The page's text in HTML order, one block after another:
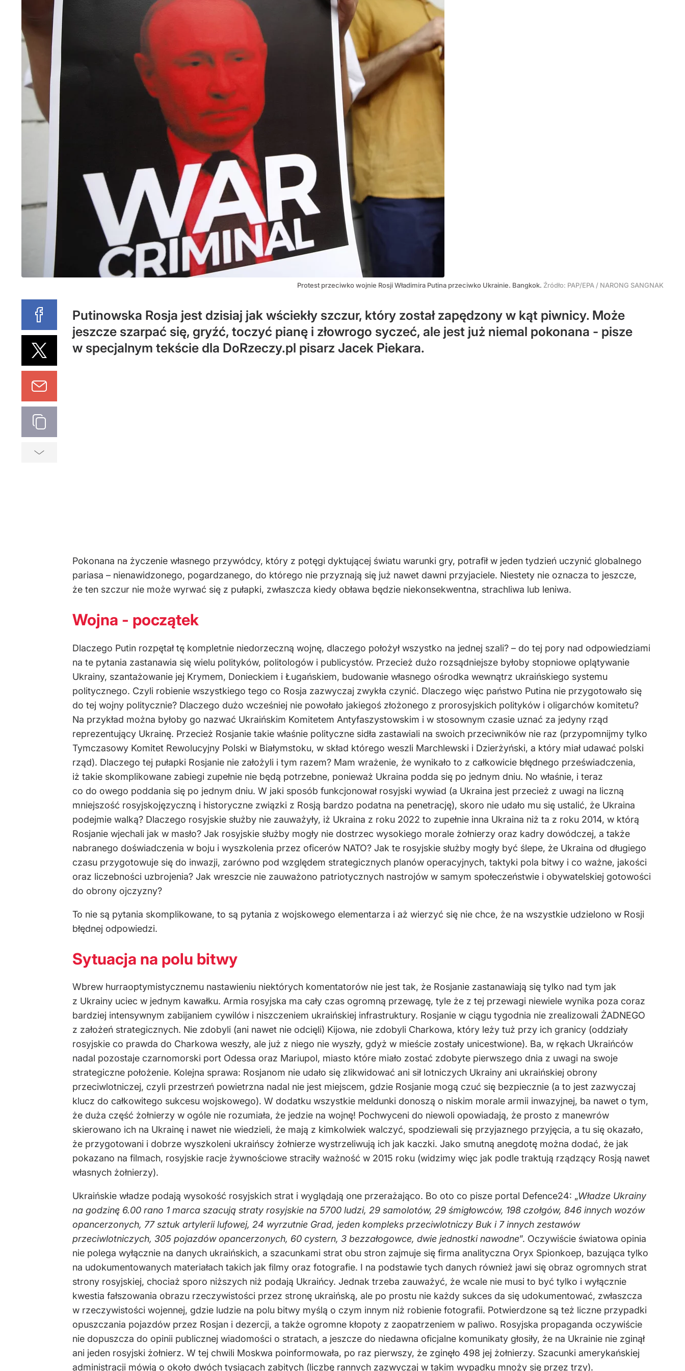
Protest przeciwko wojnie Rosji Władimira Putina przeciwko Ukrainie. Bangkok. Źródło: PAP/EPA / NARONG SANGNAK
Putinowska Rosja jest dzisiaj jak wściekły szczur, który został zapędzony w kąt piwnicy. Może
jeszcze szarpać się, gryźć, toczyć pianę i złowrogo syczeć, ale jest już niemal pokonana - pisze
w specjalnym tekście dla DoRzeczy.pl pisarz Jacek Piekara.
Pokonana na życzenie własnego przywódcy, który z potęgi dyktującej światu warunki gry, potrafił w jeden tydzień uczynić globalnego
pariasa – nienawidzonego, pogardzanego, do którego nie przyznają się już nawet dawni przyjaciele. Niestety nie oznacza to jeszcze,
że ten szczur nie może wyrwać się z pułapki, zwłaszcza kiedy obława będzie niekonsekwentna, strachliwa lub leniwa.
Wojna - początek
Dlaczego Putin rozpętał tę kompletnie niedorzeczną wojnę, dlaczego położył wszystko na jednej szali? – do tej pory nad odpowiedziami
na te pytania zastanawia się wielu polityków, politologów i publicystów. Przecież dużo rozsądniejsze byłoby stopniowe oplątywanie
Ukrainy, szantażowanie jej Krymem, Donieckiem i Ługańskiem, budowanie własnego ośrodka wewnątrz ukraińskiego systemu
politycznego. Czyli robienie wszystkiego tego co Rosja zazwyczaj zwykła czynić. Dlaczego więc państwo Putina nie przygotowało się
do tej wojny politycznie? Dlaczego dużo wcześniej nie powołało jakiegoś złożonego z prorosyjskich polityków i oligarchów komitetu?
Na przykład można byłoby go nazwać Ukraińskim Komitetem Antyfaszystowskim i w stosownym czasie uznać za jedyny rząd
reprezentujący Ukrainę. Przecież Rosjanie takie właśnie polityczne sidła zastawiali na swoich przeciwników nie raz (przypomnijmy tylko
Tymczasowy Komitet Rewolucyjny Polski w Białymstoku, w skład którego weszli Marchlewski i Dzierżyński, a który miał udawać polski
rząd). Dlaczego tej pułapki Rosjanie nie założyli i tym razem? Mam wrażenie, że wynikało to z całkowicie błędnego przeświadczenia,
iż takie skomplikowane zabiegi zupełnie nie będą potrzebne, ponieważ Ukraina podda się po jednym dniu. No właśnie, i teraz
co do owego poddania się po jednym dniu. W jaki sposób funkcjonował rosyjski wywiad (a Ukraina jest przecież z uwagi na liczną
mniejszość rosyjskojęzyczną i historyczne związki z Rosją bardzo podatna na penetrację), skoro nie udało mu się ustalić, że Ukraina
podejmie walką? Dlaczego rosyjskie służby nie zauważyły, iż Ukraina z roku 2022 to zupełnie inna Ukraina niż ta z roku 2014, w którą
Rosjanie wjechali jak w masło? Jak rosyjskie służby mogły nie dostrzec wysokiego morale żołnierzy oraz kadry dowódczej, a także
nabranego doświadczenia w boju i wyszkolenia przez oficerów NATO? Jak te rosyjskie służby mogły być ślepe, że Ukraina od długiego
czasu przygotowuje się do inwazji, zarówno pod względem strategicznych planów operacyjnych, taktyki pola bitwy i co ważne, jakości
oraz liczebności uzbrojenia? Jak wreszcie nie zauważono patriotycznych nastrojów w samym społeczeństwie i obywatelskiej gotowości
do obrony ojczyzny?
To nie są pytania skomplikowane, to są pytania z wojskowego elementarza i aż wierzyć się nie chce, że na wszystkie udzielono w Rosji
błędnej odpowiedzi.
Sytuacja na polu bitwy
Wbrew hurraoptymistycznemu nastawieniu niektórych komentatorów nie jest tak, że Rosjanie zastanawiają się tylko nad tym jak
z Ukrainy uciec w jednym kawałku. Armia rosyjska ma cały czas ogromną przewagę, tyle że z tej przewagi niewiele wynika poza coraz
bardziej intensywnym zabijaniem cywilów i niszczeniem ukraińskiej infrastruktury. Rosjanie w ciągu tygodnia nie zrealizowali ŻADNEGO
z założeń strategicznych. Nie zdobyli (ani nawet nie odcięli) Kijowa, nie zdobyli Charkowa, który leży tuż przy ich granicy (oddziały
rosyjskie co prawda do Charkowa weszły, ale już z niego nie wyszły, gdyż w mieście zostały unicestwione). Ba, w rękach Ukraińców
nadal pozostaje czarnomorski port Odessa oraz Mariupol, miasto które miało zostać zdobyte pierwszego dnia z uwagi na swoje
strategiczne położenie. Kolejna sprawa: Rosjanom nie udało się zlikwidować ani sił lotniczych Ukrainy ani ukraińskiej obrony
przeciwlotniczej, czyli przestrzeń powietrzna nadal nie jest miejscem, gdzie Rosjanie mogą czuć się bezpiecznie (a to jest zazwyczaj
klucz do całkowitego sukcesu wojskowego). W dodatku wszystkie meldunki donoszą o niskim morale armii inwazyjnej, ba nawet o tym,
że duża część żołnierzy w ogóle nie rozumiała, że jedzie na wojnę! Pochwyceni do niewoli opowiadają, że prosto z manewrów
skierowano ich na Ukrainę i nawet nie wiedzieli, że mają z kimkolwiek walczyć, spodziewali się przyjaznego przyjęcia, a tu się okazało,
że przygotowani i dobrze wyszkoleni ukraińscy żołnierze wystrzeliwują ich jak kaczki. Jako smutną anegdotę można dodać, że jak
pokazano na filmach, rosyjskie racje żywnościowe straciły ważność w 2015 roku (widzimy więc jak podle traktują rządzący Rosją nawet
własnych żołnierzy).
Ukraińskie władze podają wysokość rosyjskich strat i wyglądają one przerażająco. Bo oto co pisze portal Defence24: „Władze Ukrainy
na godzinę 6.00 rano 1 marca szacują straty rosyjskie na 5700 ludzi, 29 samolotów, 29 śmigłowców, 198 czołgów, 846 innych wozów
opancerzonych, 77 sztuk artylerii lufowej, 24 wyrzutnie Grad, jeden kompleks przeciwlotniczy Buk i 7 innych zestawów
przeciwlotniczych, 305 pojazdów opancerzonych, 60 cystern, 3 bezzałogowce, dwie jednostki nawodne”. Oczywiście światowa opinia
nie polega wyłącznie na danych ukraińskich, a szacunkami strat obu stron zajmuje się firma analityczna Oryx Spionkoep, bazująca tylko
na udokumentowanych materiałach takich jak filmy oraz fotografie. I na podstawie tych danych również jawi się obraz ogromnych strat
strony rosyjskiej, chociaż sporo niższych niż podają Ukraińcy. Jednak trzeba zauważyć, że wcale nie musi to być tylko i wyłącznie
kwestia fałszowania obrazu rzeczywistości przez stronę ukraińską, ale po prostu nie każdy sukces da się udokumentować, zwłaszcza
w rzeczywistości wojennej, gdzie ludzie na polu bitwy myślą o czym innym niż robienie fotografii. Potwierdzone są też liczne przypadki
opuszczania pojazdów przez Rosjan i dezercji, a także ogromne kłopoty z zaopatrzeniem w paliwo. Rosyjska propaganda oczywiście
nie dopuszcza do opinii publicznej wiadomości o stratach, a jeszcze do niedawna oficjalne komunikaty głosiły, że na Ukrainie nie zginął
ani jeden rosyjski żołnierz. W tej chwili Moskwa poinformowała, po raz pierwszy, że zginęło 498 jej żołnierzy. Szacunki amerykańskiej
administracji mówią o około dwóch tysiącach zabitych (liczbę rannych zazwyczaj w takim wypadku mnoży się przez trzy).